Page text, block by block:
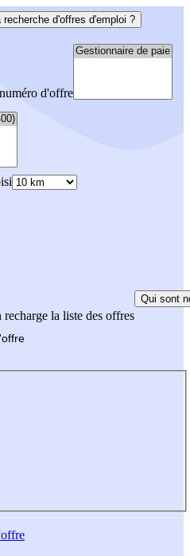
recherche d'offres d'emploi ?
d'offre
recharge la liste des offres
Qui sont